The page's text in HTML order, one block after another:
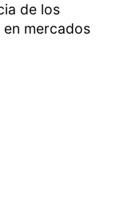
de los
mercados